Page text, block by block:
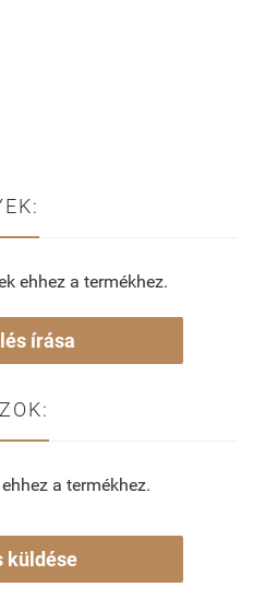
ehhez a termékhez.
írása
a termékhez.
küldése